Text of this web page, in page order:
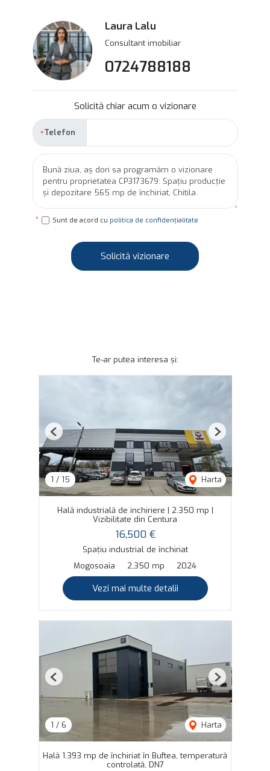
Laura Lalu
Consultant imobiliar
0724788188
Solicită chiar acum o vizionare
Telefon
Sunt de acord cu politica de confidențialitate
Solicită vizionare
Te-ar putea interesa și:
1 / 15 Harta
Previous Next
Hală industrială de inchiriere | 2.350 mp |
Vizibilitate din Centura
16,500 €
Spațiu industrial de închiriat
Mogosoaia
2,350 mp 2024
Vezi mai multe detalii
1 / 6 Harta
Previous Next
Hală 1.393 mp de închiriat în Buftea, temperatură
controlată, DN7